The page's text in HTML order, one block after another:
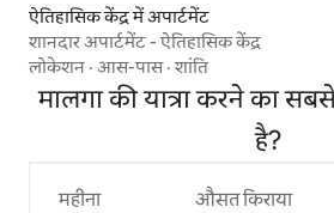
ऐतिहासिक केंद्र में अपार्टमेंट
शानदार अपार्टमेंट - ऐतिहासिक केंद्र
लोकेशन · आस-पास·शांति
मालगा की यात्रा करने का
है?
महीना औसत किराया